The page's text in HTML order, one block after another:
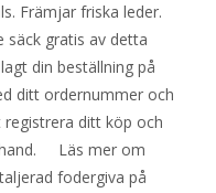
Främjar friska leder.
säck gratis av detta
din beställning på
ditt ordernummer och
registrera ditt köp och
Läs mer om
fodergiva på